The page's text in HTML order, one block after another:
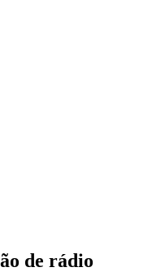
de rádio